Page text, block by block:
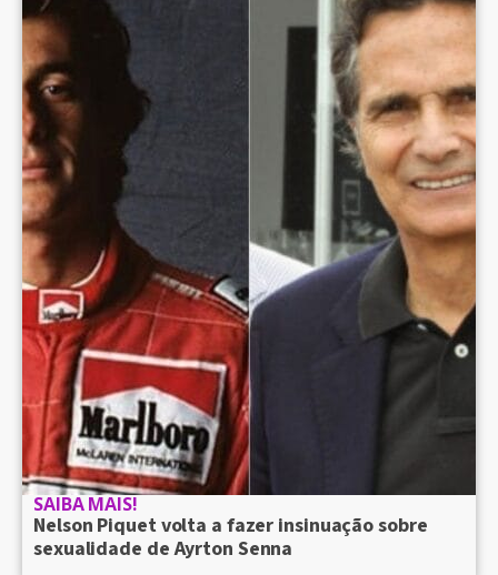
SAIBA MAIS!
Nelson Piquet volta a fazer insinuação sobre
sexualidade de Ayrton Senna